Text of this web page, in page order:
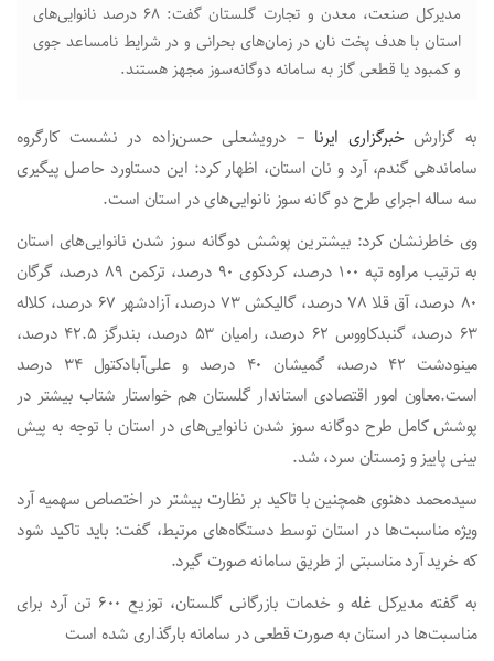
مدیرکل صنعت، معدن و تجارت گلستان گفت: ۶۸ درصد نانوایی‌های
استان با هدف پخت نان در زمان‌های بحرانی و در شرایط نامساعد جوی
و کمبود یا قطعی گاز به سامانه دوگانه‌سوز مجهز هستند.
به گزارشخبرگزاری ایرنا – درویشعلی حسن‌زاده در نشست کارگروه
ساماندهی گندم، آرد و نان استان، اظهار کرد: این دستاورد حاصل پیگیری
سه ساله اجرای طرح دو گانه سوز نانوایی‌های در استان است.
وی خاطرنشان کرد: بیشترین پوشش دوگانه سوز شدن نانوایی‌های استان
به ترتیب مراوه تپه ۱۰۰ درصد، کردکوی ۹۰ درصد، ترکمن ۸۹ درصد، گرگان
۸۰ درصد، آق قلا ۷۸ درصد، گالیکش ۷۳ درصد، آزادشهر ۶۷ درصد، کلاله
۶۳ درصد، گنبدکاووس ۶۲ درصد، رامیان ۵۳ درصد، بندرگز ۴۲.۵ درصد،
مینودشت ۴۲ درصد، گمیشان ۴۰ درصد و علی‌آبادکتول ۳۴ درصد
است.معاون امور اقتصادی استاندار گلستان هم خواستار شتاب بیشتر در
پوشش کامل طرح دوگانه سوز شدن نانوایی‌های در استان با توجه به پیش
بینی پاییز و زمستان سرد، شد.
سیدمحمد دهنوی همچنین با تاکید بر نظارت بیشتر در اختصاص سهمیه آرد
ویژه مناسبت‌ها در استان توسط دستگاه‌های مرتبط، گفت: باید تاکید شود
که خرید آرد مناسبتی از طریق سامانه صورت گیرد.
به گفته مدیرکل غله و خدمات بازرگانی گلستان، توزیع ۶۰۰ تن آرد برای
مناسبت‌ها در استان‌ به صورت قطعی در سامانه بارگذاری شده است